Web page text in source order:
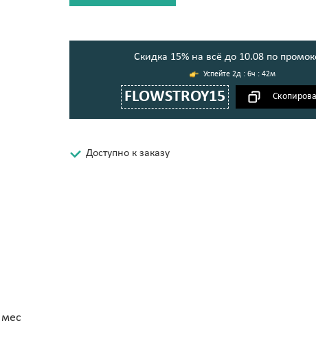
Cкидка 15% на всё до 10.08 по
FLOWSTROY15
2д : 6ч : 42м
Доступно к заказу